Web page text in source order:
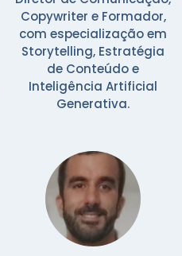
Copywriter e Formador,
com especialização em
Storytelling, Estratégia
de Conteúdo e
Inteligência Artificial
Generativa.